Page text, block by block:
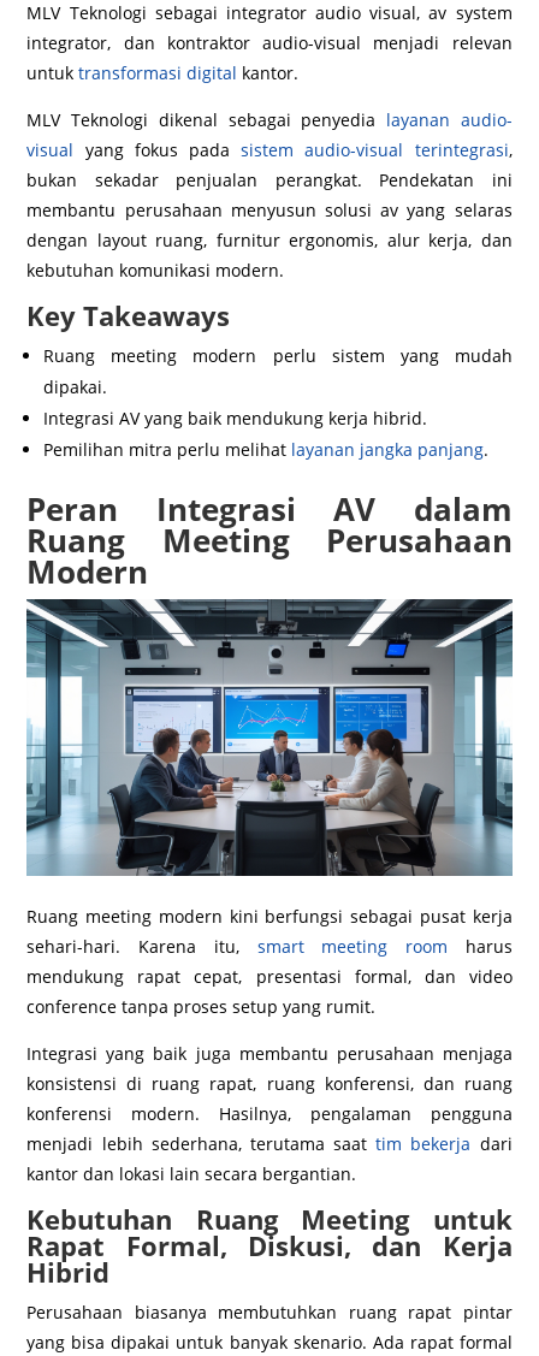
MLV Teknologi sebagai integrator audio visual, av system
integrator, dan kontraktor audio-visual menjadi relevan
untuktransformasi digital kantor.
MLV Teknologi dikenal sebagai penyedia layanan audio-
visual yang fokus padasistem audio-visual terintegrasi,
bukan sekadar penjualan perangkat. Pendekatan ini
membantu perusahaan menyusun solusi av yang selaras
dengan layout ruang, furnitur ergonomis, alur kerja, dan
kebutuhan komunikasi modern.
Key Takeaways
Ruang meeting modern perlu sistem yang mudah
dipakai.
Integrasi AV yang baik mendukung kerja hibrid.
Pemilihan mitra perlu melihat layanan jangka panjang.
Peran Integrasi AV dalam
Ruang Meeting Perusahaan
Modern
Ruang meeting modern kini berfungsi sebagai pusat kerja
sehari-hari. Karena itu, smart meeting room harus
mendukung rapat cepat, presentasi formal, dan video
conference tanpa proses setup yang rumit.
Integrasi yang baik juga membantu perusahaan menjaga
konsistensi di ruang rapat, ruang konferensi, dan ruang
konferensi modern. Hasilnya, pengalaman pengguna
menjadi lebih sederhana, terutama saattim bekerja dari
kantor dan lokasi lain secara bergantian.
Kebutuhan Ruang Meeting untuk
Rapat Formal, Diskusi, dan Kerja
Hibrid
Perusahaan biasanya membutuhkan ruang rapat pintar
yang bisa dipakai untuk banyak skenario. Ada rapat formal